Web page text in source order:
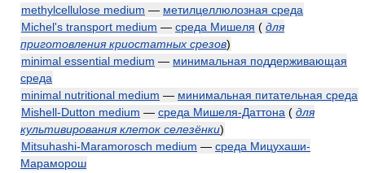
methylcellulose medium — метилцеллюлозная среда
Michel's transport medium — среда Мишеля ( для
приготовления криостатных срезов)
minimal essential medium — минимальная поддерживающая
среда
minimal nutritional medium — минимальная питательная среда
Mishell-Dutton medium — среда Мишеля-Даттона ( для
культивирования клеток селезёнки)
Mitsuhashi-Maramorosch medium — среда Мицухаши-
Мараморош